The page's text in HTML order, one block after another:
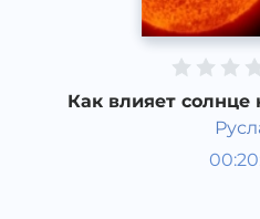
Как влияет солнце
Қизиқарли